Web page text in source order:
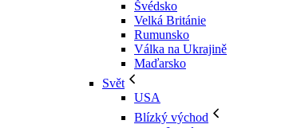
Švédsko
Velká Británie
Rumunsko
Válka na Ukrajině
Maďarsko
Svět
USA
Blízký východ